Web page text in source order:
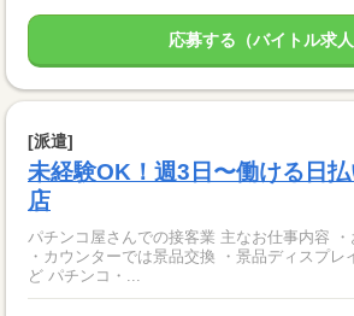
応募する（バイトル求人
[派遣]
未経験OK！週3日〜働ける日
店
パチンコ屋さんでの接客業 主なお仕事内容
・カウンターでは景品交換 ・景品ディスプレ
ど パチンコ・...